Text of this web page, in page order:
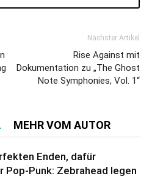
Nächster Artikel
Rise Against mit
Dokumentation zu „The Ghost
Note Symphonies, Vol. 1“
MEHR VOM AUTOR
Enden, dafür
Pop-Punk: Zebrahead legen